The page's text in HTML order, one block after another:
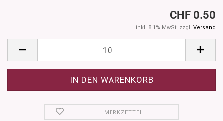
CHF 0.50
inkl. 8.1% MwSt. zzgl. Versand
MERKZETTEL